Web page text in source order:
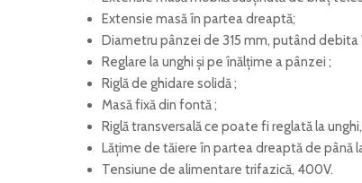
Extensie masă în partea dreaptă;
Diametru pânzei de 315 mm, putând debita
Reglare la unghi și pe înălțime a pânzei ;
Riglă de ghidare solidă ;
Masă fixă din fontă ;
Riglă transversală ce poate fi reglată la
Lățime de tăiere în partea dreaptă de până
Tensiune de alimentare trifazică, 400V.